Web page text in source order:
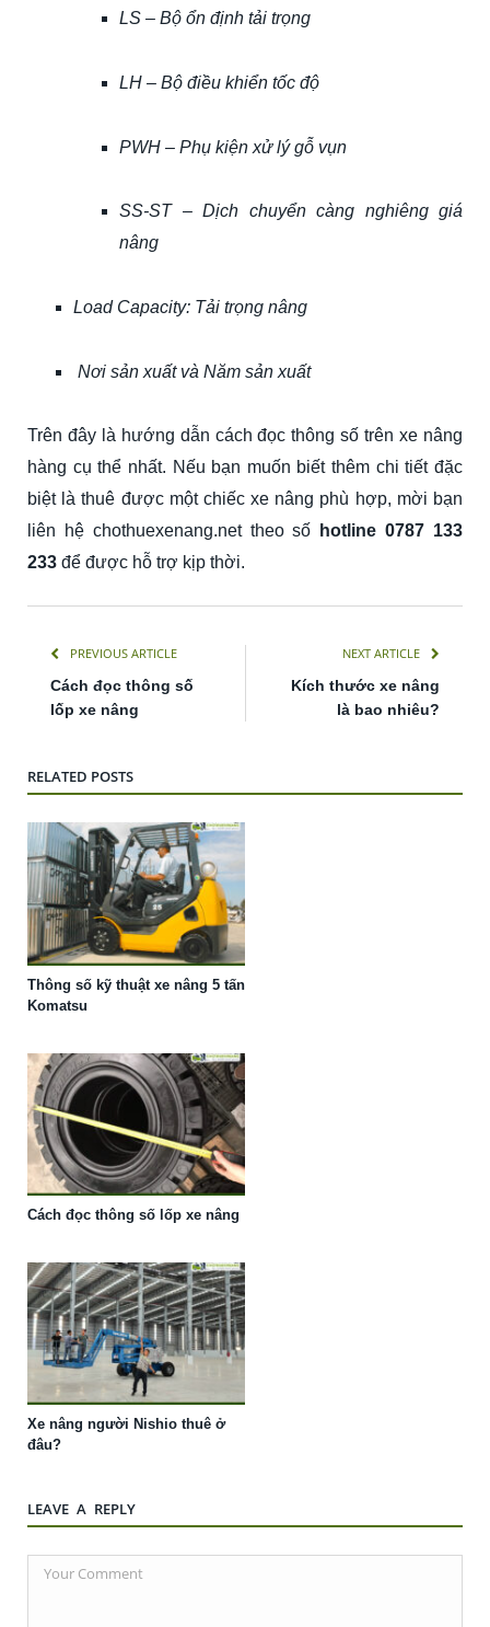
LS – Bộ ổn định tải trọng
LH – Bộ điều khiển tốc độ
PWH – Phụ kiện xử lý gỗ vụn
SS-ST – Dịch chuyển càng nghiêng giá
nâng
Load Capacity: Tải trọng nâng
Nơi sản xuất và Năm sản xuất
Trên đây là hướng dẫn cách đọc thông số trên xe nâng
hàng cụ thể nhất. Nếu bạn muốn biết thêm chi tiết đặc
biệt là thuê được một chiếc xe nâng phù hợp, mời bạn
liên hệ chothuexenang.net theo số
hotline 0787 133
233 để được hỗ trợ kịp thời.
PREVIOUS ARTICLE
Cách đọc thông số
lốp xe nâng
NEXT ARTICLE
Kích thước xe nâng
là bao nhiêu?
RELATED POSTS
Thông số kỹ thuật xe nâng 5 tấn
Komatsu
Cách đọc thông số lốp xe nâng
Xe nâng người Nishio thuê ở
đâu?
LEAVE A REPLY